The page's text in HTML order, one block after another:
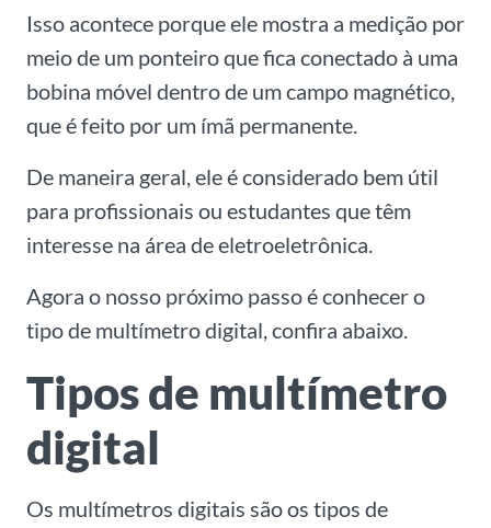
Isso acontece porque ele mostra a medição por
meio de um ponteiro que fica conectado à uma
bobina móvel dentro de um campo magnético,
que é feito por um ímã permanente.
De maneira geral, ele é considerado bem útil
para profissionais ou estudantes que têm
interesse na área de eletroeletrônica.
Agora o nosso próximo passo é conhecer o
tipo de multímetro digital, confira abaixo.
Tipos de multímetro
digital
Os multímetros digitais são os tipos de